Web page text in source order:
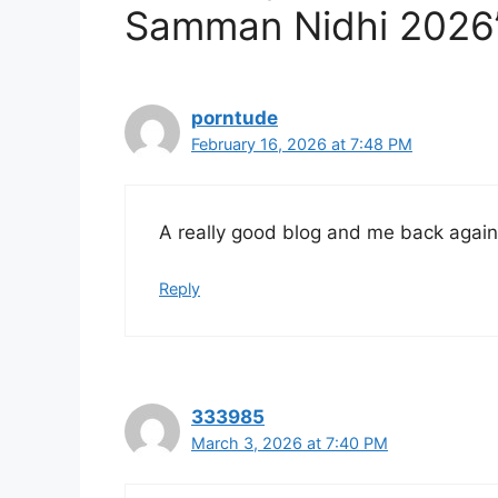
Samman Nidhi
porntude
February 16, 2026 at 7:48 PM
A really good blog and me back
Reply
333985
March 3, 2026 at 7:40 PM